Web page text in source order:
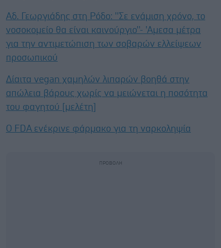
Αδ. Γεωργιάδης στη Ρόδο: ''Σε ενάμιση χρόνο, το
νοσοκομείο θα είναι καινούργιο''- 'Αμεσα μέτρα
για την αντιμετώπιση των σοβαρών ελλείψεων
προσωπικού
Δίαιτα vegan χαμηλών λιπαρών βοηθά στην
απώλεια βάρους χωρίς να μειώνεται η ποσότητα
του φαγητού [μελέτη]
Ο FDA ενέκρινε φάρμακο για τη ναρκοληψία